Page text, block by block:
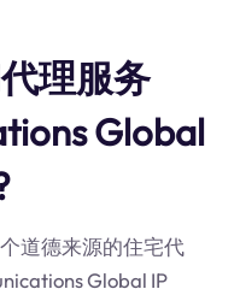
理服务
Global
道德来源的住宅代
Global IP